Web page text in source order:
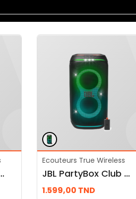
320, White
Ecouteurs True Wireless
JBL PartyBox Club 120
1.599,00 TND